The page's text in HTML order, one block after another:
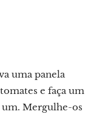
uma panela
e faça um
um. Mergulhe-os